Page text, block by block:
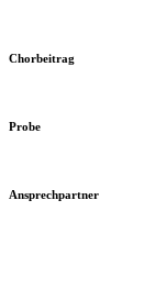
Chorbeitrag
Probe
Ansprechpartner